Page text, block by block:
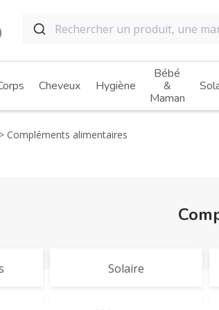
Cheveux Hygiène
Bébé
&
Maman
Compléments alimentaires
Solaire